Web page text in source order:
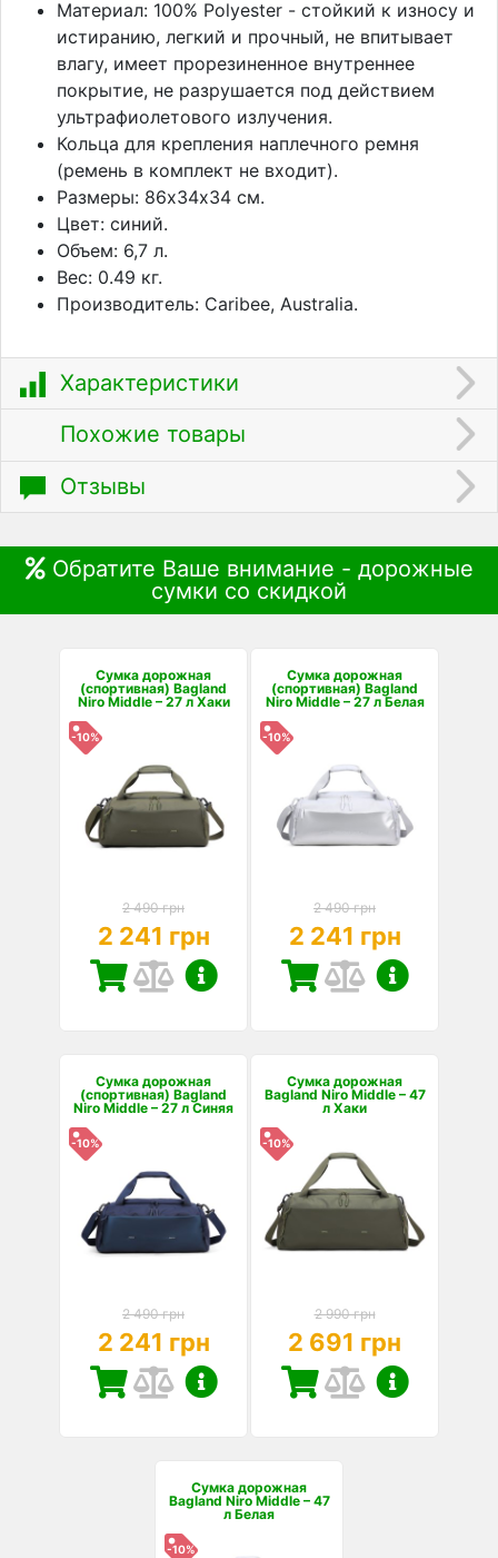
Материал: 100% Polyester - стойкий к износу и
истиранию, легкий и прочный, не впитывает
влагу, имеет прорезиненное внутреннее
покрытие, не разрушается под действием
ультрафиолетового излучения.
Кольца для крепления наплечного ремня
(ремень в комплект не входит).
Размеры: 86х34х34 см.
Цвет: синий.
Объем: 6,7 л.
Вес: 0.49 кг.
Производитель: Caribee, Australia.
Характеристики
Похожие товары
Отзывы
Обратите Ваше внимание - дорожные
сумки со скидкой
Сумка дорожная
(спортивная) Bagland
Niro Middle – 27 л Хаки
-10%
2 490 грн
2 241 грн
Сумка дорожная
(спортивная) Bagland
Niro Middle – 27 л Белая
-10%
2 490 грн
2 241 грн
Сумка дорожная
(спортивная) Bagland
Niro Middle – 27 л Синяя
-10%
2 490 грн
2 241 грн
Сумка дорожная
Bagland Niro Middle – 47
л Хаки
-10%
2 990 грн
2 691 грн
Сумка дорожная
Bagland Niro Middle – 47
л Белая
-10%